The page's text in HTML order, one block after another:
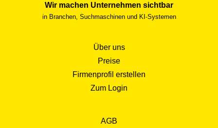
Wir machen Unternehmen sichtbar
in Branchen, Suchmaschinen und KI-Systemen
Über uns
Preise
Firmenprofil erstellen
Zum Login
AGB